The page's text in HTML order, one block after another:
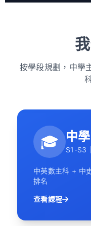
按學段規劃，中學
🎓 中
S1-S3
中英數主科 + 中
排名
查看課程